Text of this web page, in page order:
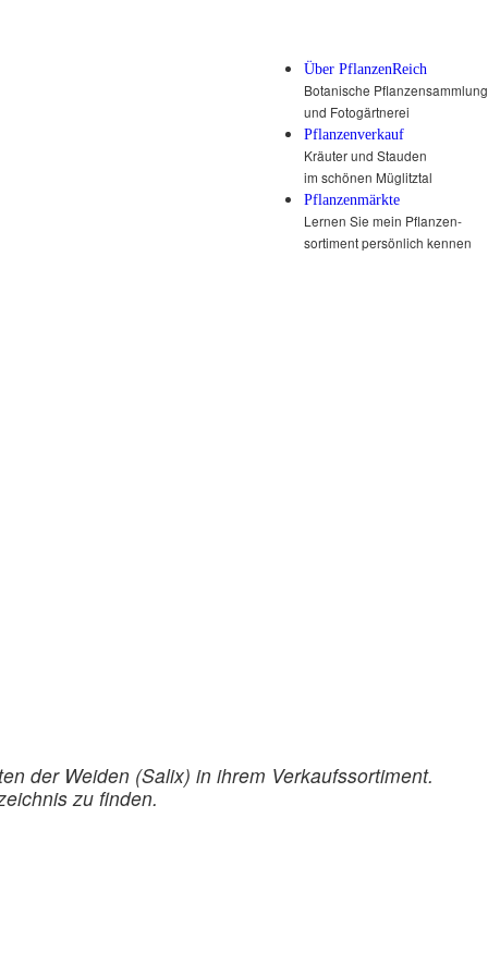
Über PflanzenReich
Botanische Pflanzensammlung
und Fotogärtnerei
Pflanzenverkauf
Kräuter und Stauden
im schönen Müglitztal
Pflanzenmärkte
Lernen Sie mein Pflanzen-
sortiment persönlich kennen
der Weiden (Salix) in ihrem Verkaufssortiment.
zu finden.